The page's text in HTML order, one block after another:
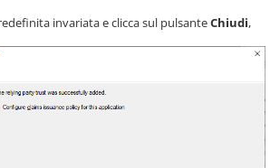
invariata e clicca sul pulsanteChiudi,